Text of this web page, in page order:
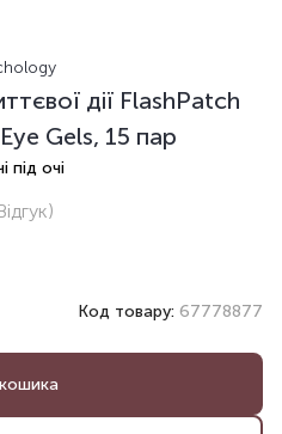
дії FlashPatch
Gels, 15 пар
під очі
)
Код товару: 67778877